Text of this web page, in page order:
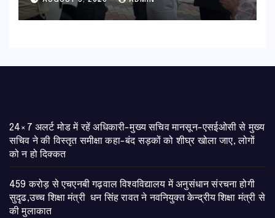
24×7 अलर्ट मोड में रहें अधिकारी-मुख्य सचिव मानसून-एसईओसी से मुख्य
सचिव ने की विस्तृत समीक्षा कहा-बंद सड़कों को शीघ्र खोला जाए, लोगों
को न हो दिक्कत
459 करोड़ से एचएनबी गढ़वाल विश्वविद्यालय में अनुसंधान संरचना होगी
सुदृढ,उच्च शिक्षा मंत्री धन सिंह रावत ने नवनियुक्त केन्द्रीय शिक्षा मंत्री से
की मुलाकात